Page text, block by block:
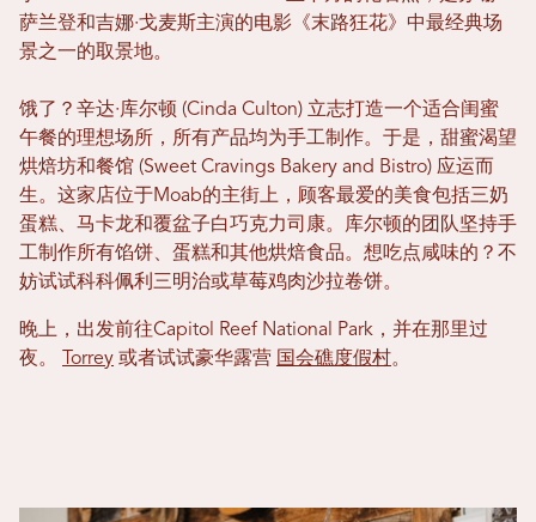
萨兰登和吉娜·戈麦斯主演的电影《末路狂花》中最经典场
景之一的取景地。
饿了？辛达·库尔顿 (Cinda Culton) 立志打造一个适合闺蜜
午餐的理想场所，所有产品均为手工制作。于是，甜蜜渴望
烘焙坊和餐馆 (Sweet Cravings Bakery and Bistro) 应运而
生。这家店位于Moab的主街上，顾客最爱的美食包括三奶
蛋糕、马卡龙和覆盆子白巧克力司康。库尔顿的团队坚持手
工制作所有馅饼、蛋糕和其他烘焙食品。想吃点咸味的？不
妨试试科科佩利三明治或草莓鸡肉沙拉卷饼。
晚上，出发前往Capitol Reef National Park，并在那里过
夜。
Torrey 或者试试豪华露营 国会礁度假村。